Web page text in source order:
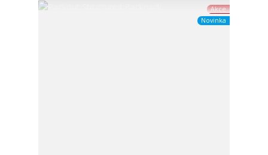
Akce
Novinka